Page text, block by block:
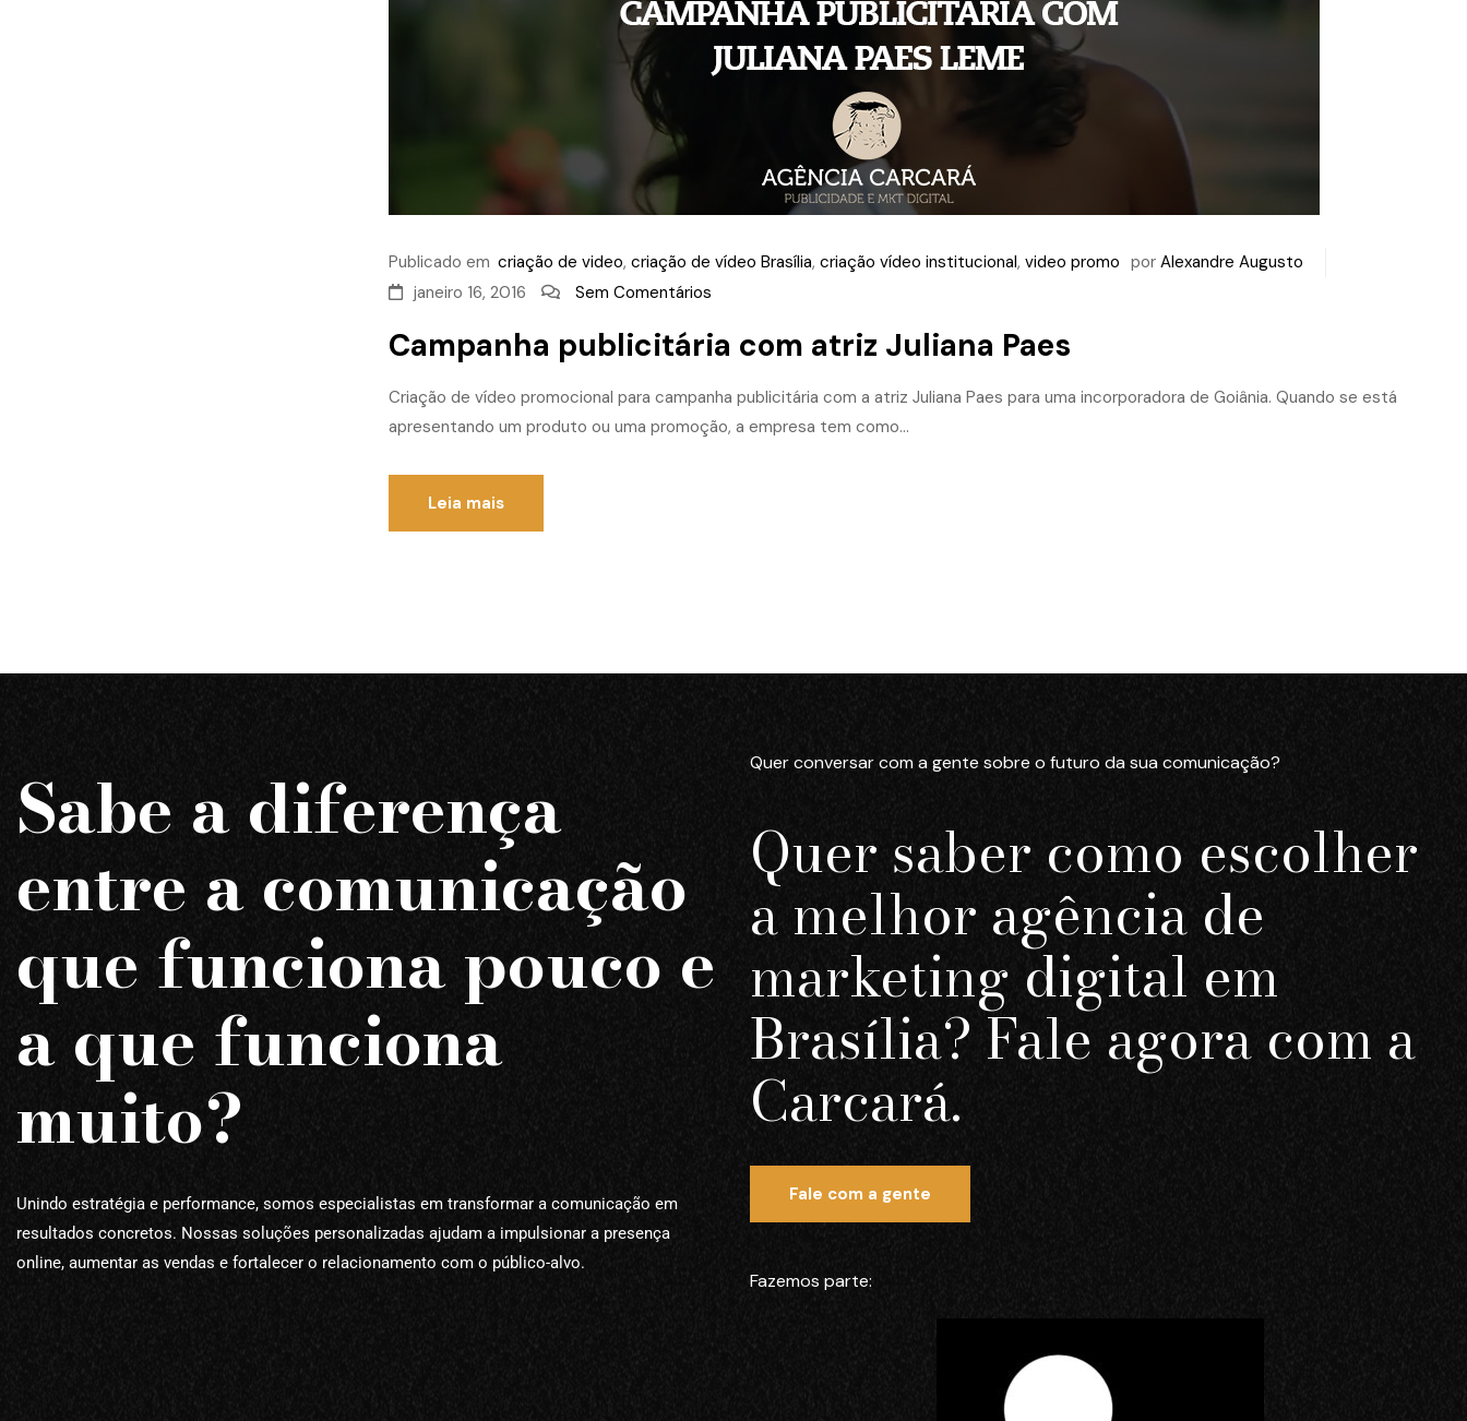
Publicado em criação de video, criação de vídeo Brasília, criação vídeo institucional, video promo por Alexandre Augusto
janeiro 16, 2016
Sem Comentários
Campanha publicitária com atriz Juliana Paes
Criação de vídeo promocional para campanha publicitária com a atriz Juliana Paes para uma incorporadora de Goiânia. Quando se está
apresentando um produto ou uma promoção, a empresa tem como...
Leia mais
Sabe a diferença
entre a comunicação
que funciona pouco e
a que funciona
muito?
Unindo estratégia e performance, somos especialistas em transformar a comunicação em
resultados concretos. Nossas soluções personalizadas ajudam a impulsionar a presença
online, aumentar as vendas e fortalecer o relacionamento com o público-alvo.
Quer conversar com a gente sobre o futuro da sua comunicação?
Quer saber como escolher
a melhor agência de
marketing digital em
Brasília? Fale agora com a
Carcará.
Fale com a gente
Fazemos parte: